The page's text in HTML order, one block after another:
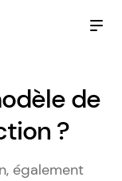
de
?
également